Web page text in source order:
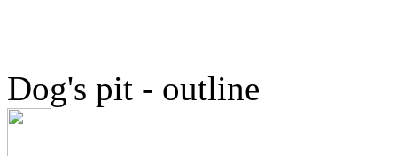
Dog's pit - outline